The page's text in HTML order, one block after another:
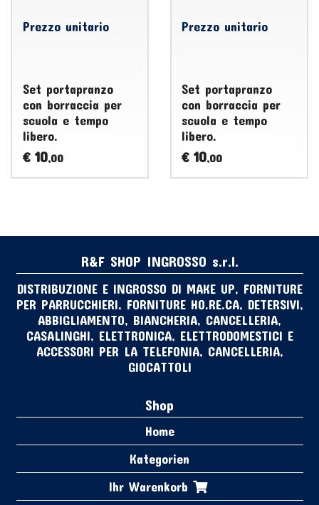
Prezzo unitario
Set portapranzo
con borraccia per
scuola e tempo
libero.
€ 10,00
Prezzo unitario
Set portapranzo
con borraccia per
scuola e tempo
libero.
€ 10,00
R&F SHOP INGROSSO s.r.l.
DISTRIBUZIONE E INGROSSO DI MAKE UP, FORNITURE
PER PARRUCCHIERI, FORNITURE HO.RE.CA, DETERSIVI,
ABBIGLIAMENTO, BIANCHERIA, CANCELLERIA,
CASALINGHI, ELETTRONICA, ELETTRODOMESTICI E
ACCESSORI PER LA TELEFONIA, CANCELLERIA,
GIOCATTOLI
Shop
Home
Kategorien
Ihr Warenkorb